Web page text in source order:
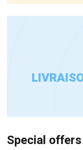
Special offers